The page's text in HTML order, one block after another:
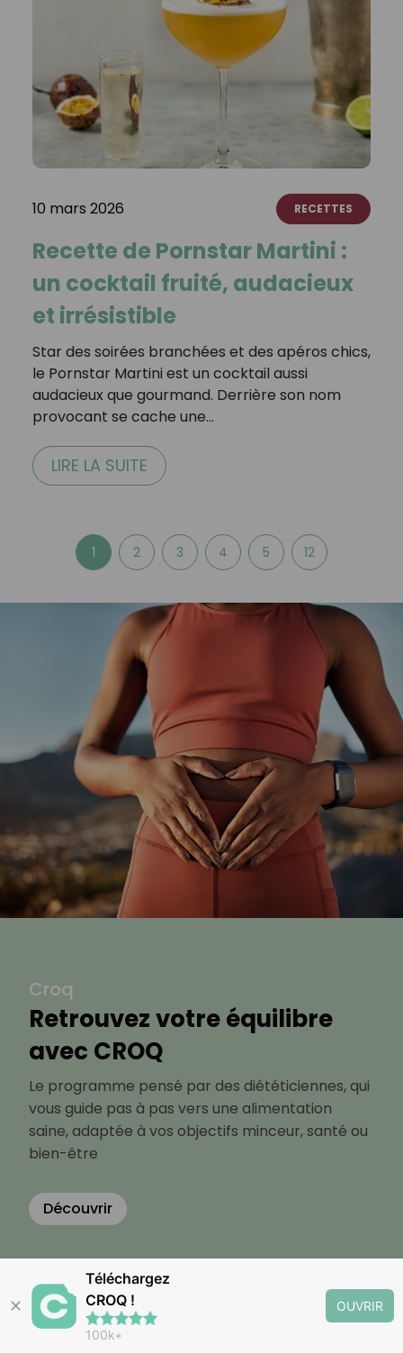
10 mars 2026 RECETTES
Recette de Pornstar Martini :
un cocktail fruité, audacieux
et irrésistible
Star des soirées branchées et des apéros chics,
le Pornstar Martini est un cocktail aussi
audacieux que gourmand. Derrière son nom
provocant se cache une…
LIRE LA SUITE
1 2 3 4 5 12
Croq
Retrouvez votre équilibre
avec CROQ
Le programme pensé par des diététiciennes, qui
vous guide pas à pas vers une alimentation
saine, adaptée à vos objectifs minceur, santé ou
bien-être
Découvrir
✕
Téléchargez
CROQ !
100k+
OUVRIR